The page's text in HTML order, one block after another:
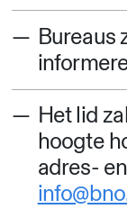
Bureaus
Het lid
hoogte
adres-